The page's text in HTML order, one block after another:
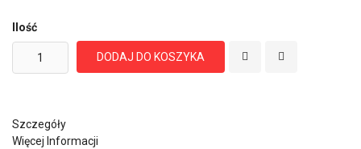
Ilość
DODAJ DO KOSZYKA
Szczegóły
Więcej Informacji